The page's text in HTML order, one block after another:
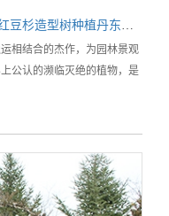
豆杉造型树种植丹东红豆杉造型树基地
相结合的杰作，为园林景观
公认的濒临灭绝的植物，是
在漫长的地质变迁中，它顽
棵红豆杉